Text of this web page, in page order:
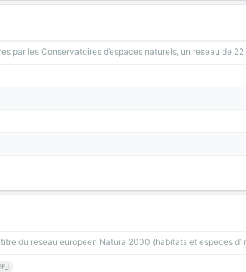
par les Conservatoires d’espaces naturels, un reseau de
du reseau europeen Natura 2000 (habitats et especes